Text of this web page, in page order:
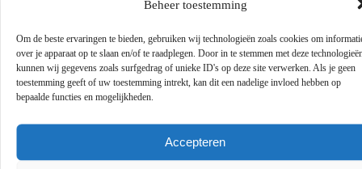
Beheer toestemming
Om de beste ervaringen te bieden, gebruiken wij technologieën zoals cookies om
over je apparaat op te slaan en/of te raadplegen. Door in te stemmen met deze
kunnen wij gegevens zoals surfgedrag of unieke ID's op deze site verwerken. Als je geen
toestemming geeft of uw toestemming intrekt, kan dit een nadelige invloed hebben op
bepaalde functies en mogelijkheden.
Accepteren
technische kennis?
Welke voordelen heeft marketing
automation voor mijn bedrijf?
▼
het CRM-systeem?